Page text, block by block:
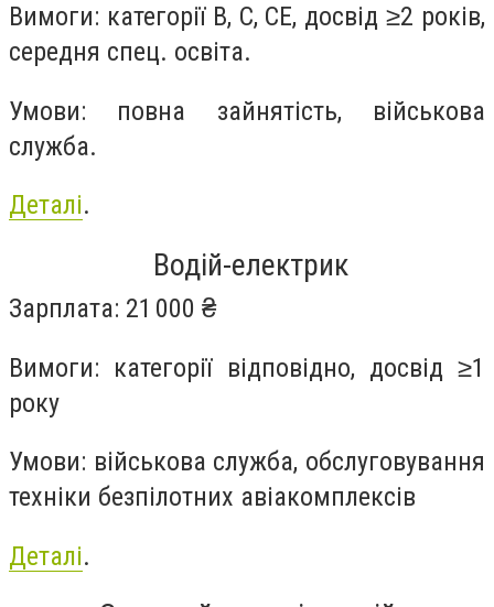
Вимоги: категорії B, C, CE, досвід ≥2 років,
середня спец. освіта.
Умови: повна зайнятість, військова
служба.
Деталі.
Водій-електрик
Зарплата: 21 000 ₴
Вимоги: категорії відповідно, досвід ≥1
року
Умови: військова служба, обслуговування
техніки безпілотних авіакомплексів
Деталі.